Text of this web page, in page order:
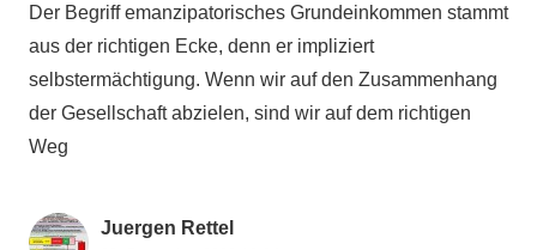
Der Begriff emanzipatorisches Grundeinkommen stammt
aus der richtigen Ecke, denn er impliziert
selbstermächtigung. Wenn wir auf den Zusammenhang
der Gesellschaft abzielen, sind wir auf dem richtigen
Weg
Juergen Rettel